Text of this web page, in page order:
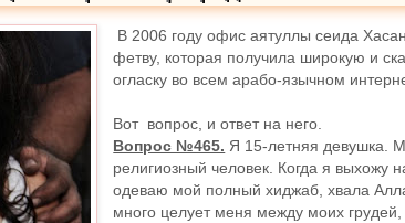
В 2006 году офис аятуллы сеида
фетву, которая получила широкую и
огласку во всем арабо-язычном
Вот вопрос, и ответ на него.
Вопрос №465. Я 15-летняя девушка.
религиозный человек. Когда я выхожу
одеваю мой полный хиджаб, хвала
много целует меня между моих грудей,